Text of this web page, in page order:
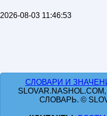
2026-08-03 11:46:53
СЛОВАРИ И
СЛОВАРЬ. ©